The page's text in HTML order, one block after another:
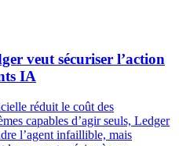
veut sécuriser l’action
IA
réduit le coût des
capables d’agir seuls, Ledger
l’agent infaillible, mais